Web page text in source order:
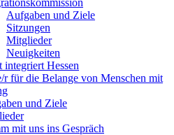
Aufgaben und Ziele
Sitzungen
Mitglieder
Neuigkeiten
integriert Hessen
r für die Belange von Menschen mit
und Ziele
mit uns ins Gespräch